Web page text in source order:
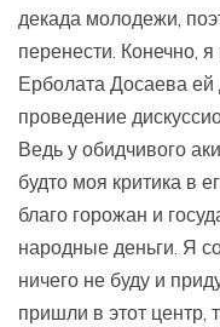
декада молодежи,
перенести. Конечно,
Ерболата Досаева ей
проведение
Ведь у обидчивого
будто моя критика в
благо горожан и
народные деньги. Я
ничего не буду и
пришли в этот центр,